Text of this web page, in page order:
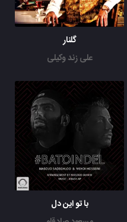
گلنار
علی زند وکیلی
با تو این دل